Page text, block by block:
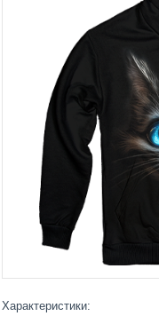
Характеристики: